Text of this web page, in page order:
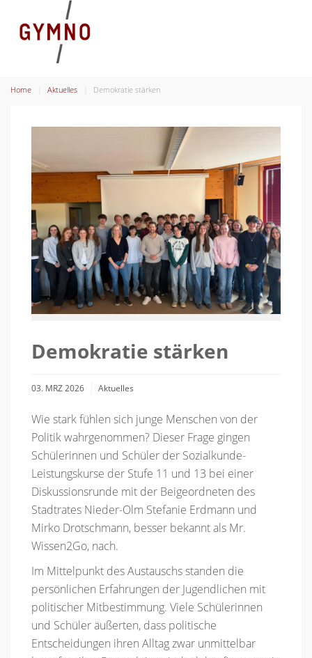
Home Aktuelles Demokratie stärken
Demokratie stärken
03. MRZ 2026 Aktuelles
Wie stark fühlen sich junge Menschen von der
Politik wahrgenommen? Dieser Frage gingen
Schülerinnen und Schüler der Sozialkunde-
Leistungskurse der Stufe 11 und 13 bei einer
Diskussionsrunde mit der Beigeordneten des
Stadtrates Nieder-Olm Stefanie Erdmann und
Mirko Drotschmann, besser bekannt als Mr.
Wissen2Go, nach.
Im Mittelpunkt des Austauschs standen die
persönlichen Erfahrungen der Jugendlichen mit
politischer Mitbestimmung. Viele Schülerinnen
und Schüler äußerten, dass politische
Entscheidungen ihren Alltag zwar unmittelbar